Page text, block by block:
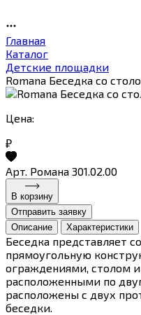
Главная
Каталог
Детские площадки
Romana Беседка со
Цена:
₽
Арт. Романа 301.02.00
В корзину
Отправить заявку
Описание
Характеристики
Беседка представляет
прямоугольную
ограждениями, столом
расположенными по
расположены с двух
беседки.